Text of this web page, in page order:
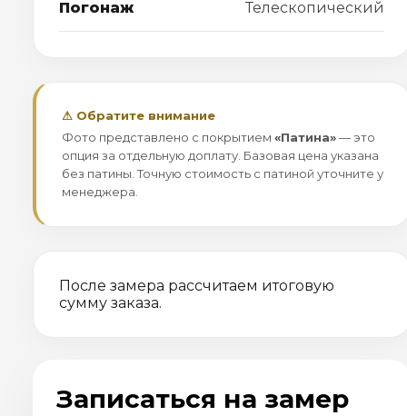
Погонаж Телескопический
⚠ Обратите внимание
Фото представлено с покрытием «Патина»— это
опция за отдельную доплату. Базовая цена указана
без патины. Точную стоимость с патиной уточните у
менеджера.
После замера рассчитаем итоговую
сумму заказа.
Записаться на замер